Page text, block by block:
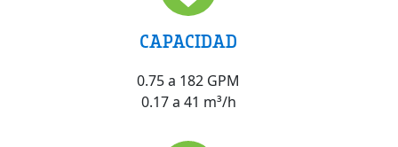
CAPACIDAD
0.75 a 182 GPM
0.17 a 41 m³/h